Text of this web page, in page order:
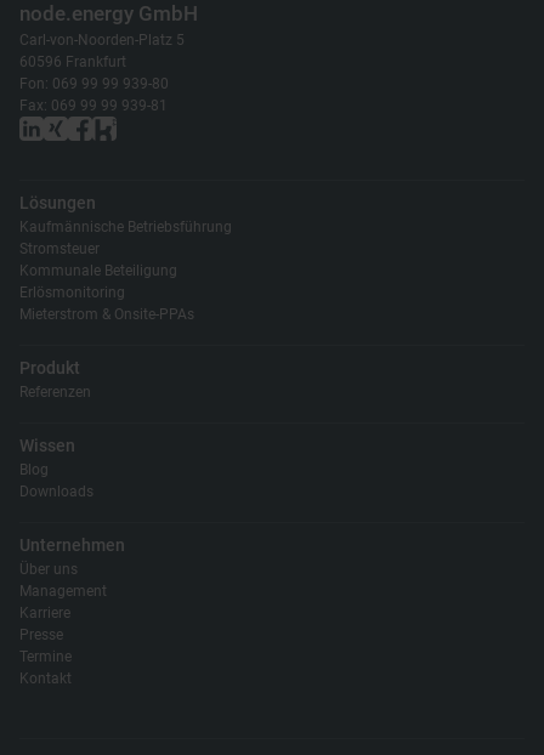
node.energy GmbH
Carl-von-Noorden-Platz 5
60596 Frankfurt
Fon: 069 99 99 939-80
Fax: 069 99 99 939-81
Lösungen
Kaufmännische Betriebsführung
Stromsteuer
Kommunale Beteiligung
Erlösmonitoring
Mieterstrom & Onsite-PPAs
Produkt
Referenzen
Wissen
Blog
Downloads
Unternehmen
Über uns
Management
Karriere
Presse
Termine
Kontakt